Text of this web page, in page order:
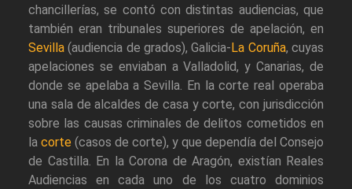
chancillerías, se contó con distintas audiencias, que
también eran tribunales superiores de apelación, en
Sevilla (audiencia de grados), Galicia- La Coruña, cuyas
apelaciones se enviaban a Valladolid, y Canarias, de
donde se apelaba a Sevilla. En la corte real operaba
una sala de alcaldes de casa y corte, con jurisdicción
sobre las causas criminales de delitos cometidos en
la corte (casos de corte), y que dependía del Consejo
de Castilla. En la Corona de Aragón, existían Reales
Audiencias en cada uno de los cuatro dominios